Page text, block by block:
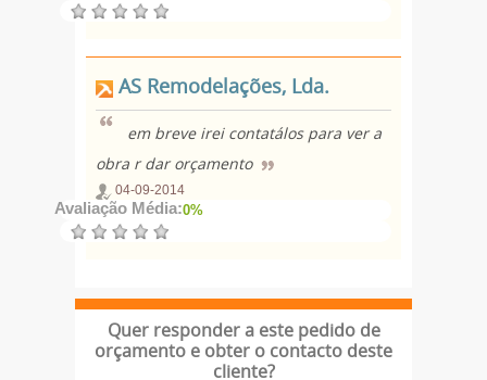
AS Remodelações, Lda.
em breve irei contatálos para ver a
obra r dar orçamento
04-09-2014
Avaliação Média:0%
Quer responder a este pedido de
orçamento e obter o contacto deste
cliente?